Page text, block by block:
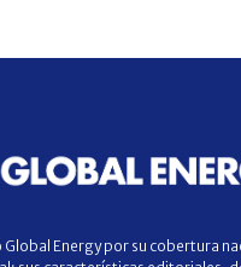
Global Energy por su cobertura